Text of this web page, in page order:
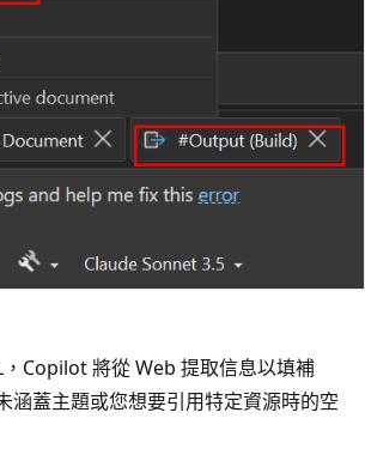
Copilot 將從 Web 提取信息以填補
涵蓋主題或您想要引用特定資源時的空